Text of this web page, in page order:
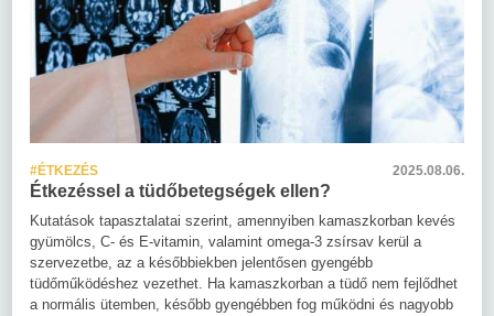
#ÉTKEZÉS 2025.08.06.
Étkezéssel a tüdőbetegségek ellen?
Kutatások tapasztalatai szerint, amennyiben kamaszkorban kevés
gyümölcs, C- és E-vitamin, valamint omega-3 zsírsav kerül a
szervezetbe, az a későbbiekben jelentősen gyengébb
tüdőműködéshez vezethet. Ha kamaszkorban a tüdő nem fejlődhet
a normális ütemben, később gyengébben fog működni és nagyobb